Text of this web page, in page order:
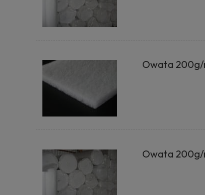
Owata 200g/
Owata 200g/